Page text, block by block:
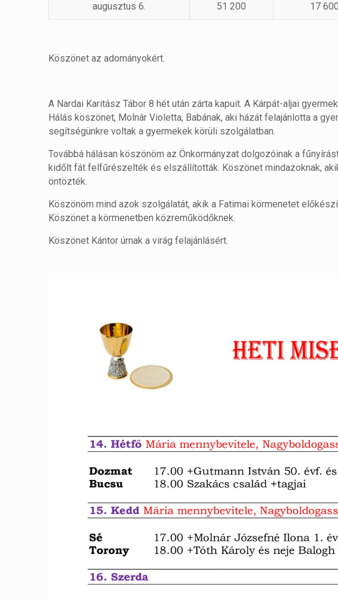
augusztus 6. 51 200 17 600
Köszönet az adományokért.
A Nardai Karitász Tábor 8 hét után zárta kapuit. A Kárpát-aljai
Hálás köszönet, Molnár Violetta, Babának, aki házát felajánlotta a
segítségünkre voltak a gyermekek körüli szolgálatban.
Továbbá hálásan köszönöm az Önkormányzat dolgozóinak a
kidőlt fát felfűrészelték és elszállították. Köszönet mindazoknak,
öntözték.
Köszönöm mind azok szolgálatát, akik a Fatimai körmenetet
Köszönet a körmenetben közreműködőknek.
Köszönet Kántor úrnak a virág felajánlásért.